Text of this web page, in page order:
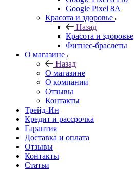
Google Pixel 8A
Красота и здоровье
Назад
Красота и здоровье
Фитнес-браслеты
О магазине
Назад
О магазине
О компании
Отзывы
Контакты
Трейд-Ин
Кредит и рассрочка
Гарантия
Доставка и оплата
Отзывы
Контакты
Статьи